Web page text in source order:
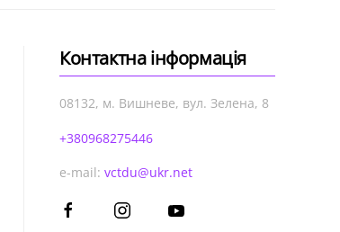
Контактна інформація
08132, м. Вишневе, вул. Зелена, 8
+380968275446
e-mail: vctdu@ukr.net